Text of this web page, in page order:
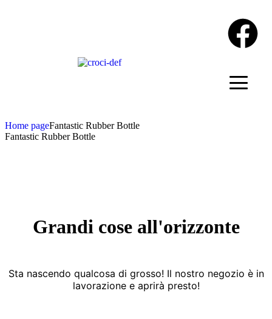
Home pageFantastic Rubber Bottle
Fantastic Rubber Bottle
Grandi cose all'orizzonte
Sta nascendo qualcosa di grosso! Il nostro negozio è in
lavorazione e aprirà presto!